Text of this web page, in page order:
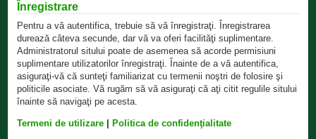
Înregistrare
Pentru a vă autentifica, trebuie să vă înregistraţi. Înregistrarea
durează câteva secunde, dar vă va oferi facilităţi suplimentare.
Administratorul sitului poate de asemenea să acorde permisiuni
suplimentare utilizatorilor înregistraţi. Înainte de a vă autentifica,
asiguraţi-vă că sunteţi familiarizat cu termenii noştri de folosire şi
politicile asociate. Vă rugăm să vă asiguraţi că aţi citit regulile sitului
înainte să navigaţi pe acesta.
Termeni de utilizare Politica de confidenţialitate